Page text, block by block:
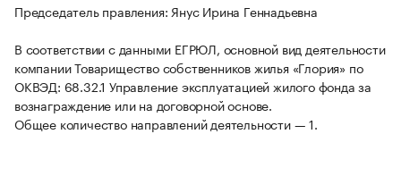
Председатель правления: Янус Ирина Геннадьевна
В соответствии с данными ЕГРЮЛ, основной вид деятельности
компании Товарищество собственников жилья «Глория» по
ОКВЭД: 68.32.1 Управление эксплуатацией жилого фонда за
вознаграждение или на договорной основе.
Общее количество направлений деятельности — 1.